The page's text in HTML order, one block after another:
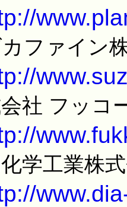
ファイン
社 フッコ
学工業株